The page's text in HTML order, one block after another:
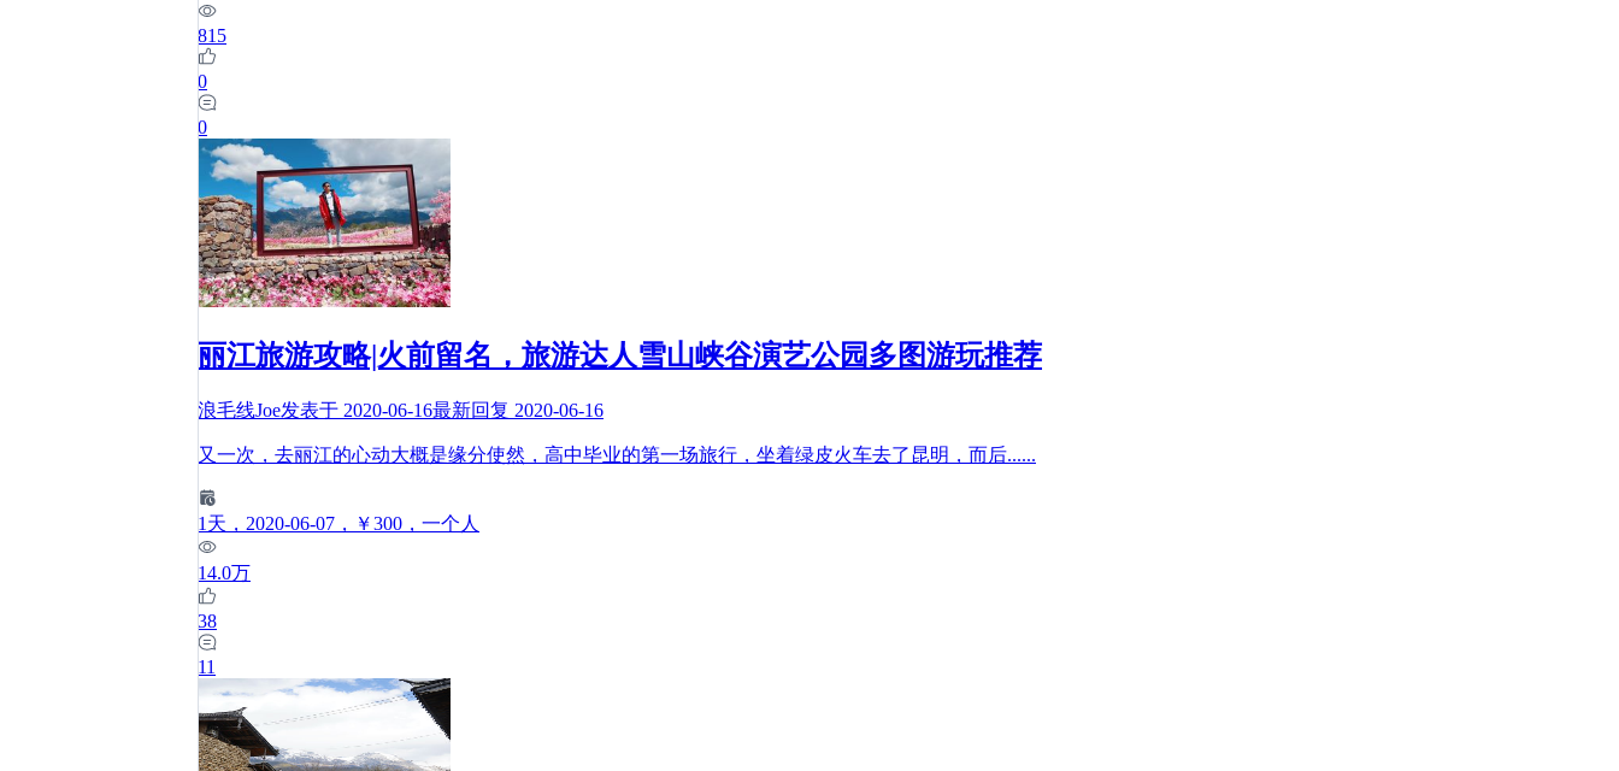
815
0
0
丽江旅游攻略|火前留名，旅游达人雪山峡谷演艺公园多图游玩推荐
浪毛线Joe发表于 2020-06-16最新回复 2020-06-16
又一次，去丽江的心动大概是缘分使然，高中毕业的第一场旅行，坐着绿皮火车去了昆明，而后......
1 天 ，2020-06-07 ，￥300 ，一个人
14.0万
38
11